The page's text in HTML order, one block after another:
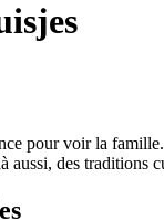
pour voir la
aussi, des traditions